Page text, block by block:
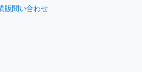
販問い合わせ